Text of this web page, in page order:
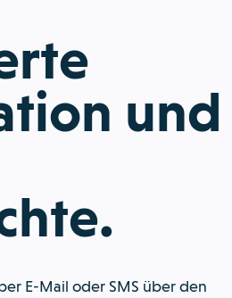
und
E-Mail oder SMS über den